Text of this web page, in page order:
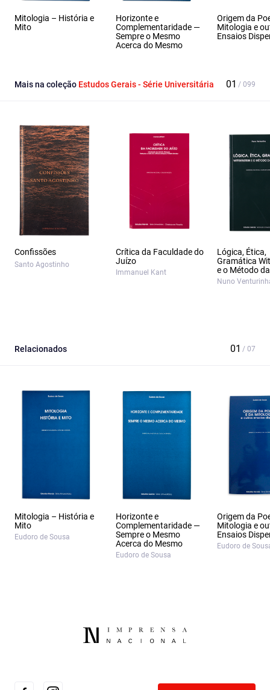
Mitologia – História e
Mito
Horizonte e
Complementaridade —
Sempre o Mesmo
Acerca do Mesmo
Origem da
Mitologia e
Ensaios
Mais na coleção Estudos Gerais - Série Universitária
Confissões
Santo Agostinho
Crítica da Faculdade do
Juízo
Immanuel Kant
Lógica, Ética,
Gramática
e o Método
Nuno
Relacionados
Mitologia – História e
Mito
Eudoro de Sousa
Horizonte e
Complementaridade —
Sempre o Mesmo
Acerca do Mesmo
Eudoro de Sousa
Origem da
Mitologia e
Ensaios
Eudoro de